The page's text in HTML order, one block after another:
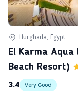
Hurghada, Egypt
El Karma Aqua
Beach Resort)
3.4
Very Good